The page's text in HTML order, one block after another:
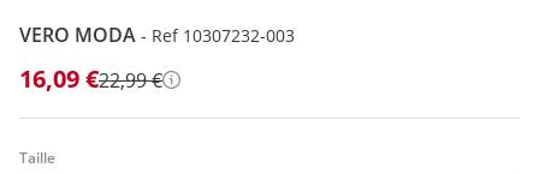
VERO MODA - Ref 10307232-003
16,09 €22,99 € Détails
Taille